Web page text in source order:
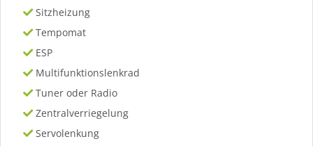
Sitzheizung
Tempomat
ESP
Multifunktionslenkrad
Tuner oder Radio
Zentralverriegelung
Servolenkung